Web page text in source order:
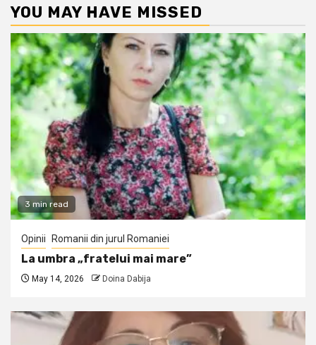
YOU MAY HAVE MISSED
3 min read
Opinii Romanii din jurul Romaniei
La umbra „fratelui mai mare”
May 14, 2026 Doina Dabija